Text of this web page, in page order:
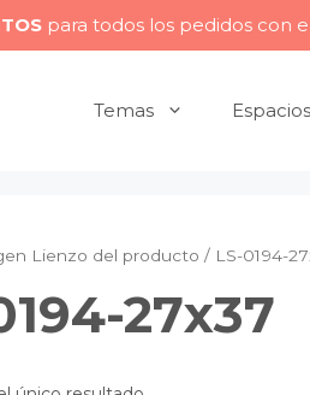
para todos los pedidos con
Temas
Lienzo del producto / LS-0194-
27x37